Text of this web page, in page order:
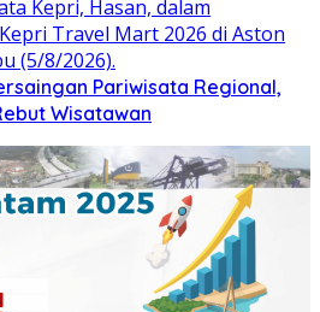
Pariwisata Regional,
Wisatawan